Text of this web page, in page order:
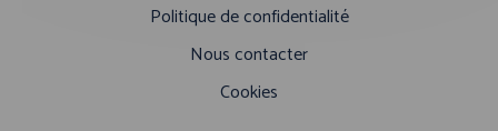
Politique de confidentialité
Nous contacter
Cookies